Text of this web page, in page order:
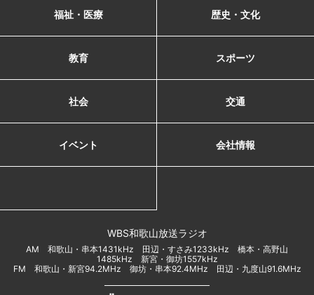
福祉・医療 歴史・文化
教育 スポーツ
社会 交通
イベント 会社情報
WBS和歌山放送ラジオ
AM 和歌山・串本1431kHz 田辺・すさみ1233kHz 橋本・高野山
1485kHz 新宮・御坊1557kHz
FM 和歌山・新宮94.2MHz 御坊・串本92.4MHz 田辺・九度山91.6MHz